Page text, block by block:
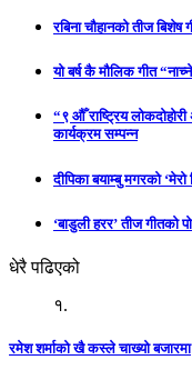
रबिना चौहानको तीज
यो बर्ष कै मौलिक गीत
“९ औँ राष्ट्रिय
कार्यक्रम सम्पन्न
दीपिका बयाम्बु मगरको
‘बाडुली हरर’ तीज गीतको
धेरै पढिएको
१.
रमेश शर्माको खै कस्ले चाख्यो बजारमा